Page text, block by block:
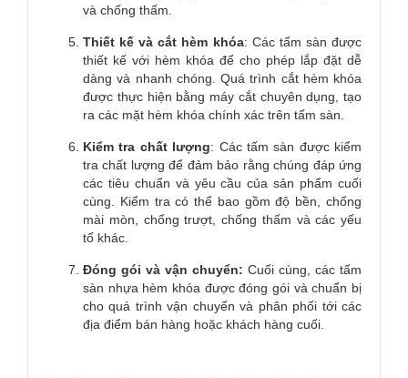
và chống thấm.
Thiết kế và cắt hèm khóa: Các tấm sàn được
thiết kế với hèm khóa để cho phép lắp đặt dễ
dàng và nhanh chóng. Quá trình cắt hèm khóa
được thực hiện bằng máy cắt chuyên dụng, tạo
ra các mặt hèm khóa chính xác trên tấm sàn.
Kiểm tra chất lượng: Các tấm sàn được kiểm
tra chất lượng để đảm bảo rằng chúng đáp ứng
các tiêu chuẩn và yêu cầu của sản phẩm cuối
cùng. Kiểm tra có thể bao gồm độ bền, chống
mài mòn, chống trượt, chống thấm và các yếu
tố khác.
Đóng gói và vận chuyển: Cuối cùng, các tấm
sàn nhựa hèm khóa được đóng gói và chuẩn bị
cho quá trình vận chuyển và phân phối tới các
địa điểm bán hàng hoặc khách hàng cuối.